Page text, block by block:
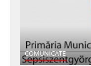
COMUNICATE